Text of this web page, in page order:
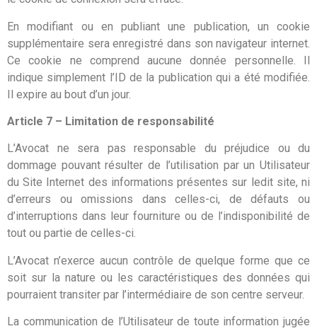
En modifiant ou en publiant une publication, un cookie
supplémentaire sera enregistré dans son navigateur internet.
Ce cookie ne comprend aucune donnée personnelle. Il
indique simplement l’ID de la publication qui a été modifiée.
Il expire au bout d’un jour.
Article 7 – Limitation de responsabilité
L’Avocat ne sera pas responsable du préjudice ou du
dommage pouvant résulter de l’utilisation par un Utilisateur
du Site Internet des informations présentes sur ledit site, ni
d’erreurs ou omissions dans celles-ci, de défauts ou
d’interruptions dans leur fourniture ou de l’indisponibilité de
tout ou partie de celles-ci.
L’Avocat n’exerce aucun contrôle de quelque forme que ce
soit sur la nature ou les caractéristiques des données qui
pourraient transiter par l’intermédiaire de son centre serveur.
La communication de l’Utilisateur de toute information jugée